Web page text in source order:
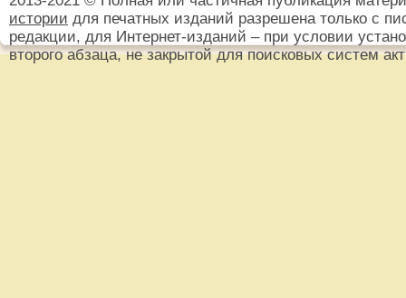
истории для печатных изданий разрешена только с
редакции, для Интернет-изданий – при условии
второго абзаца, не закрытой для поисковых систем